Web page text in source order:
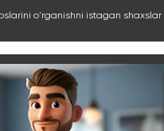
o'rganishni istagan shaxslar